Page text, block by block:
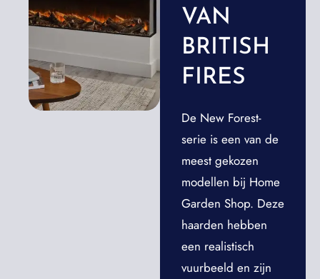
VAN
BRITISH
FIRES
De New Forest-
serie is een van de
meest gekozen
modellen bij Home
Garden Shop. Deze
haarden hebben
een realistisch
vuurbeeld en zijn